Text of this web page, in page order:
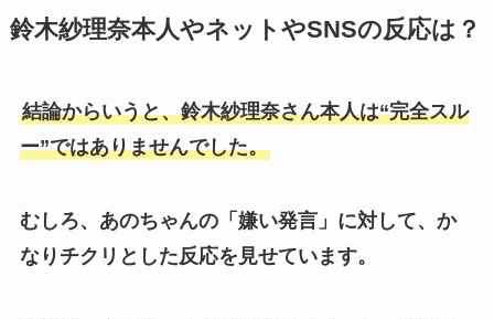
鈴木紗理奈本人やネットやSNSの反応は？
結論からいうと、鈴木紗理奈さん本人は“完全スル
ー”ではありませんでした。
むしろ、あのちゃんの「嫌い発言」に対して、か
なりチクリとした反応を見せています。